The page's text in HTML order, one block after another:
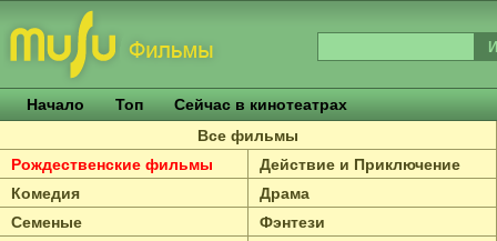
Начало Топ
Сейчас в кинотеатрах
Все фильмы
Рождественские фильмы
Действие и Приключение
Комедия
Драма
Семеные
Фэнтези